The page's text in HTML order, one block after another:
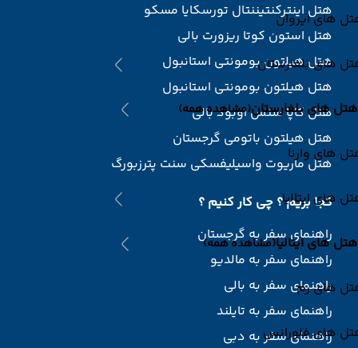
های ایروان
های بلغارستان
هتل های بلغارستان(مشاهده همه)
های وارنا
های ایتالیا
هتل های ایتالیا(مشاهده همه)
های رم
های فلورانس
هتل اینترکنتیننتال تورسکایا مسکو
هتل استون کوتا ریزورت بالی
هتل هیلتون بومونتی استانبول
هتل هیلتون بومونتی استانبول
هتل کاپا سنس اوبود بالی
هتل هیلتون باتومی گرجستان
هتل ماریوت واسیلیفسکی سنت پترزبورگ
کجا بریم ؟ چی کار کنیم ؟
راهنمای سفر به گرجستان
راهنمای سفر به مالدیو
راهنمای سفر به بالی
راهنمای سفر به تایلند
راهنمای سفر به دبی